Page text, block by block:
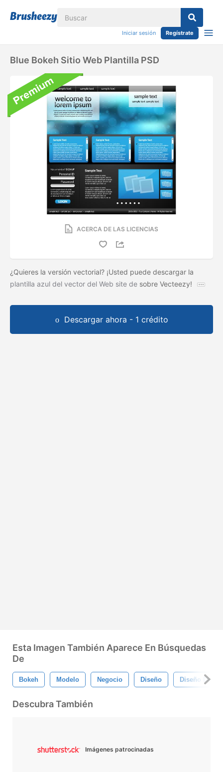
Iniciar sesión Regístrate
Blue Bokeh Sitio Web Plantilla PSD
ACERCA DE LAS LICENCIAS
¿Quieres la versión vectorial? ¡Usted puede descargar la
plantilla azul del vector del Web site de sobre Vecteezy!
Descargar ahora - 1 crédito
Esta Imagen También Aparece En Búsquedas
De
Bokeh Modelo Negocio Diseño Diseño De
Descubra También
Imágenes patrocinadas